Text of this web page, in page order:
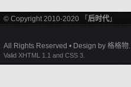
© Copyright 2010-2020 「 后时代 」
All Rights Reserved • Design by 格格物.
Valid XHTML 1.1 and CSS 3.